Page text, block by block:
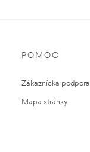
POMOC
Zákaznícka podpora
Mapa stránky